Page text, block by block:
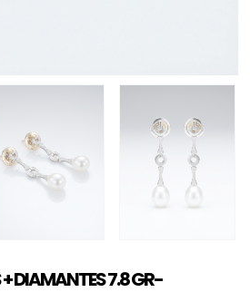
+ DIAMANTES 7.8 GR-